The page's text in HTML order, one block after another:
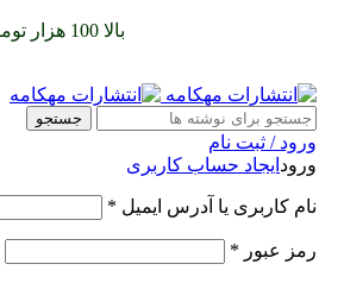
بالا 100 هزار تومان
جستجو
ورود / ثبت نام
ورود ایجاد حساب کاربری
نام کاربری یا آدرس ایمیل *
رمز عبور *